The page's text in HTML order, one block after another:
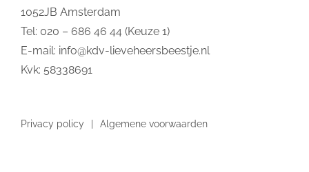
1052JB Amsterdam
Tel: 020 – 686 46 44 (Keuze 1)
E-mail: info@kdv-lieveheersbeestje.nl
Kvk: 58338691
Privacy policy Algemene voorwaarden